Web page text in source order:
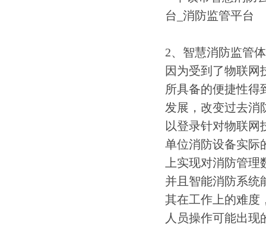
2、智慧消防监管
因为受到了物联网
所具备的便捷性得
发展，改变过去消
以登录针对物联网
单位消防设备实际
上实现对消防管
并且智能消防系统
其在工作上的难度
人员操作可能出